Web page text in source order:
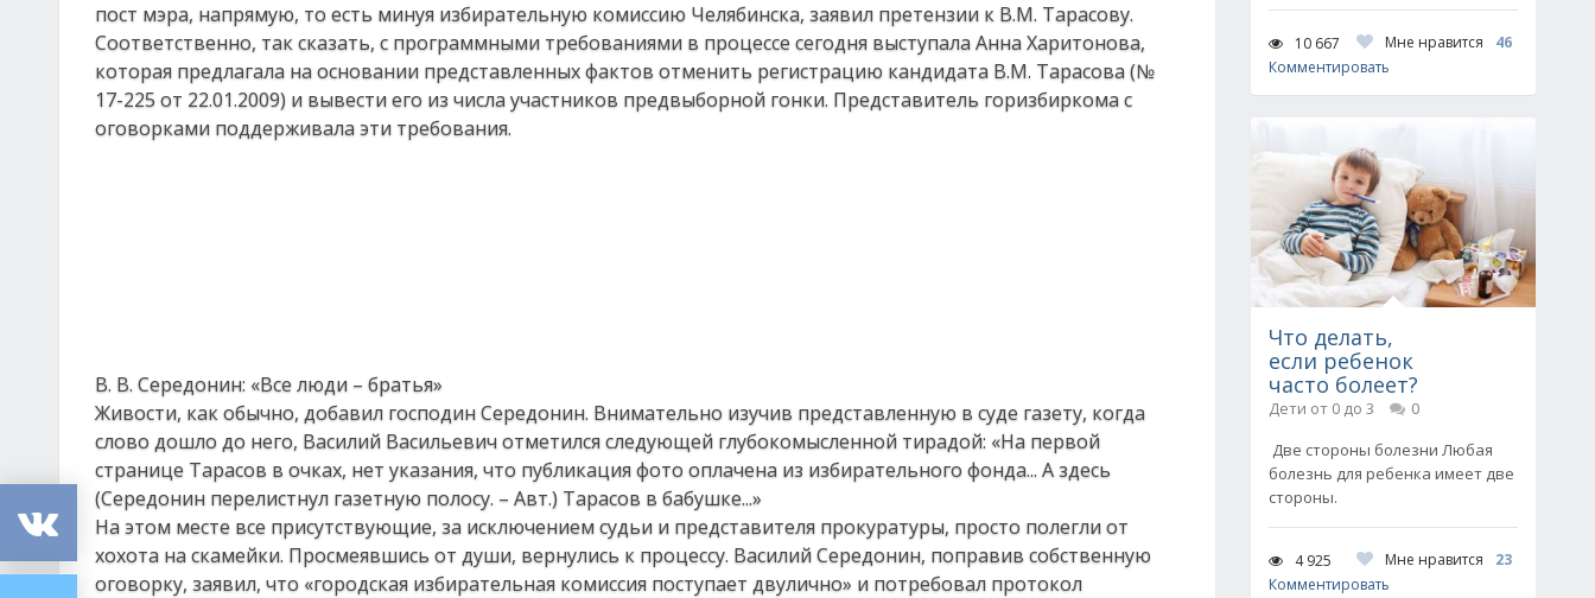
пост мэра, напрямую, то есть минуя избирательную комиссию Челябинска, заявил претензии к В.М. Тарасову.
Соответственно, так сказать, с программными требованиями в процессе сегодня выступала Анна Харитонова,
которая предлагала на основании представленных фактов отменить регистрацию кандидата В.М. Тарасова (№
17-225 от 22.01.2009) и вывести его из числа участников предвыборной гонки. Представитель горизбиркома с
оговорками поддерживала эти требования.
В. В. Середонин: «Все люди – братья»
Живости, как обычно, добавил господин Середонин. Внимательно изучив представленную в суде газету, когда
слово дошло до него, Василий Васильевич отметился следующей глубокомысленной тирадой: «На первой
странице Тарасов в очках, нет указания, что публикация фото оплачена из избирательного фонда... А здесь
(Середонин перелистнул газетную полосу. – Авт.) Тарасов в бабушке...»
На этом месте все присутствующие, за исключением судьи и представителя прокуратуры, просто полегли от
хохота на скамейки. Просмеявшись от души, вернулись к процессу. Василий Середонин, поправив собственную
оговорку, заявил, что «городская избирательная комиссия поступает двулично» и потребовал протокол
10 667 Мне нравится
46
Комментировать
Что делать,
если ребенок
часто болеет?
Дети от 0 до 3
0
Две стороны болезни Любая
болезнь для ребенка имеет две
стороны.
4 925 Мне нравится
23
Комментировать